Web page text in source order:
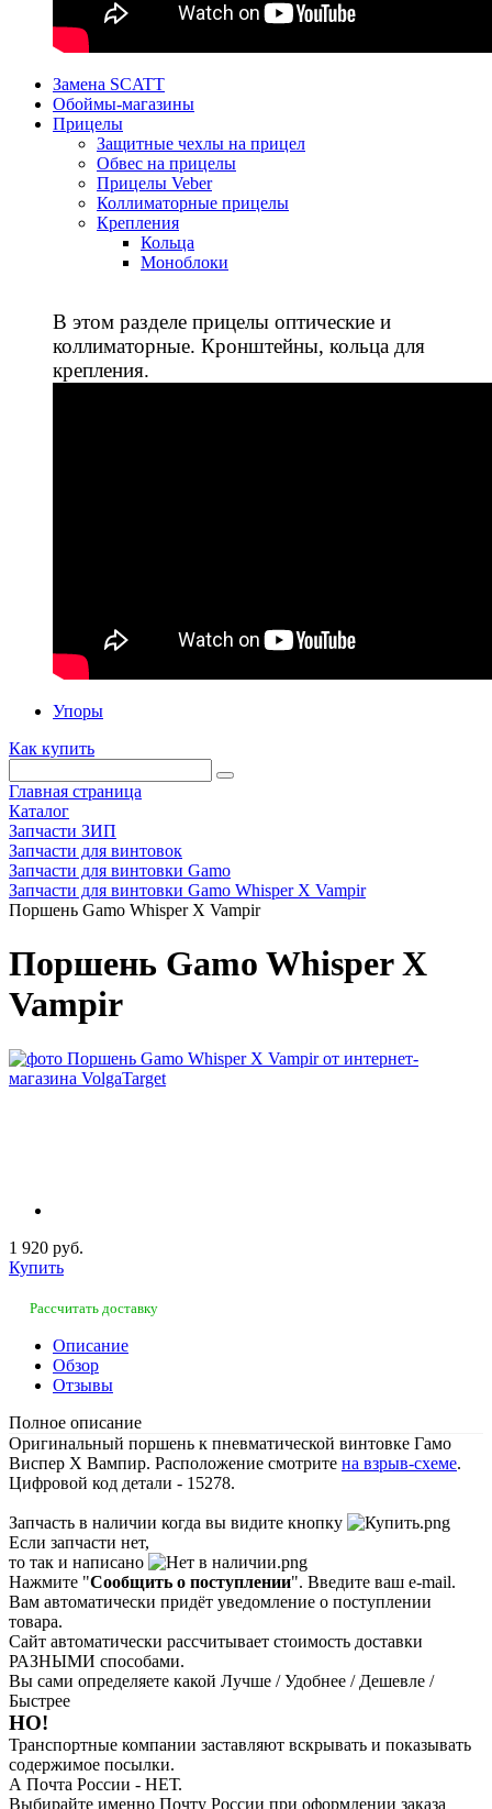
Замена SCATT
Обоймы-магазины
Прицелы
Защитные чехлы на прицел
Обвес на прицелы
Прицелы Veber
Коллиматорные прицелы
Крепления
Кольца
Моноблоки
В этом разделе прицелы оптические и
коллиматорные. Кронштейны, кольца для
крепления.
Упоры
Как купить
Главная страница
Каталог
Запчасти ЗИП
Запчасти для винтовок
Запчасти для винтовки Gamo
Запчасти для винтовки Gamo Whisper X Vampir
Поршень Gamo Whisper X Vampir
Поршень Gamo Whisper X
Vampir
1 920 руб.
Купить
Рассчитать доставку
Описание
Обзор
Отзывы
Полное описание
Оригинальный поршень к пневматической винтовке Гамо
Виспер Х Вампир. Расположение смотрите на взрыв-схеме.
Цифровой код детали - 15278.
Запчасть в наличии когда вы видите кнопку
Если запчасти нет,
то так и написано
Нажмите "Сообщить о поступлении". Введите ваш e-mail.
Вам автоматически придёт уведомление о поступлении
товара.
Сайт автоматически рассчитывает стоимость доставки
РАЗНЫМИ способами.
Вы сами определяете какой Лучше / Удобнее / Дешевле /
Быстрее
НО!
Транспортные компании заставляют вскрывать и показывать
содержимое посылки.
А Почта России - НЕТ.
Выбирайте именно Почту России при оформлении заказа